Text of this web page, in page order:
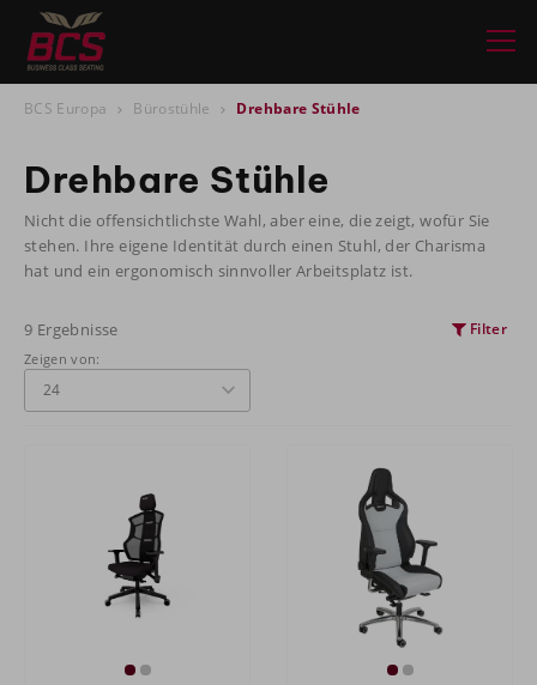
BCS Europa Bürostühle Drehbare Stühle
Drehbare Stühle
Nicht die offensichtlichste Wahl, aber eine, die zeigt, wofür Sie
stehen. Ihre eigene Identität durch einen Stuhl, der Charisma
hat und ein ergonomisch sinnvoller Arbeitsplatz ist.
9 Ergebnisse
Filter
Zeigen von: